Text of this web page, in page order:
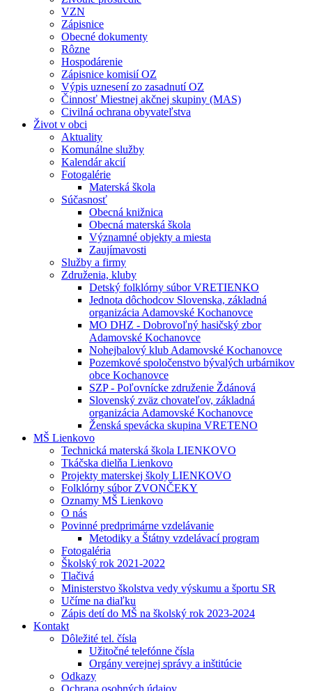
VZN
Zápisnice
Obecné dokumenty
Rôzne
Hospodárenie
Zápisnice komisií OZ
Výpis uznesení zo zasadnutí OZ
Činnosť Miestnej akčnej skupiny (MAS)
Civilná ochrana obyvateľstva
Život v obci
Aktuality
Komunálne služby
Kalendár akcií
Fotogalérie
Materská škola
Súčasnosť
Obecná knižnica
Obecná materská škola
Významné objekty a miesta
Zaujímavosti
Služby a firmy
Združenia, kluby
Detský folklórny súbor VRETIENKO
Jednota dôchodcov Slovenska, základná
organizácia Adamovské Kochanovce
MO DHZ - Dobrovoľný hasičský zbor
Adamovské Kochanovce
Nohejbalový klub Adamovské Kochanovce
Pozemkové spoločenstvo bývalých urbárnikov
obce Kochanovce
SZP - Poľovnícke združenie Ždánová
Slovenský zväz chovateľov, základná
organizácia Adamovské Kochanovce
Ženská spevácka skupina VRETENO
MŠ Lienkovo
Technická materská škola LIENKOVO
Tkáčska dielňa Lienkovo
Projekty materskej školy LIENKOVO
Folklórny súbor ZVONČEKY
Oznamy MŠ Lienkovo
O nás
Povinné predprimárne vzdelávanie
Metodiky a Štátny vzdelávací program
Fotogaléria
Školský rok 2021-2022
Tlačivá
Ministerstvo školstva vedy výskumu a športu SR
Učíme na diaľku
Zápis detí do MŠ na školský rok 2023-2024
Kontakt
Dôležité tel. čísla
Užitočné telefónne čísla
Orgány verejnej správy a inštitúcie
Odkazy
Ochrana osobných údajov